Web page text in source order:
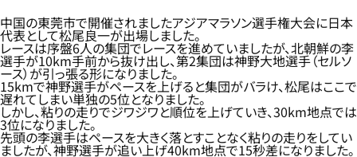
中国の東莞市で開催されましたアジアマラソン選手権大会に日本
代表として松尾良一が出場しました。
レースは序盤6人の集団でレースを進めていましたが、北朝鮮の李
選手が10km手前から抜け出し、第2集団は神野大地選手（セルソ
ース）が引っ張る形になりました。
15kmで神野選手がペースを上げると集団がバラけ、松尾はここで
遅れてしまい単独の5位となりました。
しかし、粘りの走りでジワジワと順位を上げていき、30km地点では
3位になりました。
先頭の李選手はペースを大きく落とすことなく粘りの走りをしてい
ましたが、神野選手が追い上げ40km地点で15秒差になりました。